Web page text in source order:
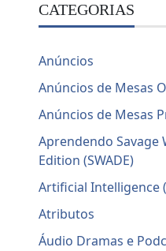
CATEGORIAS
Anúncios
Anúncios de Mesas
Anúncios de Mesas
Aprendendo Savage
Edition (SWADE)
Artificial Intelligence
Atributos
Áudio Dramas e